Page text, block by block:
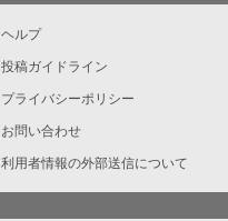
ヘルプ
投稿ガイドライン
プライバシーポリシー
お問い合わせ
利用者情報の外部送信について